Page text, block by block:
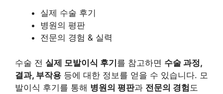
실제 수술 후기
병원의 평판
전문의 경험 & 실력
수술 전 실제 모발이식 후기를 참고하면 수술 과정,
결과, 부작용 등에 대한 정보를 얻을 수 있습니다. 모
발이식 후기를 통해 병원의 평판과 전문의 경험 도